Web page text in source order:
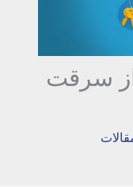
سرقت